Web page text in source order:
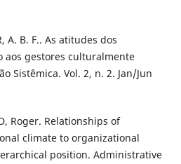
A. B. F.. As atitudes dos
aos gestores culturalmente
Sistêmica. Vol. 2, n. 2. Jan/Jun
Roger. Relationships of
climate to organizational
position. Administrative